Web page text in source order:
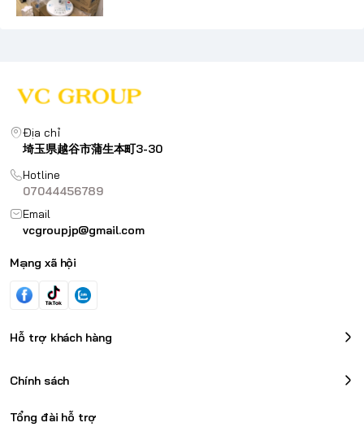
Địa chỉ
埼玉県越谷市蒲生本町3-30
Hotline
07044456789
Email
vcgroupjp@gmail.com
Mạng xã hội
Hỗ trợ khách hàng
Chính sách
Tổng đài hỗ trợ